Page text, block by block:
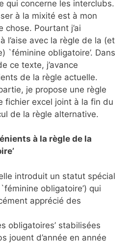
qui concerne les interclubs.
à la mixité est à mon
chose. Pourtant j’ai
l’aise avec la règle de la (et
`féminine obligatoire’. Dans
ce texte, j’avance
de la règle actuelle.
je propose une règle
fichier excel joint à la fin du
de la règle alternative.
à la règle de la
introduit un statut spécial
obligatoire’) qui
apprécié des
obligatoires’ stabilisées
jouent d’année en année